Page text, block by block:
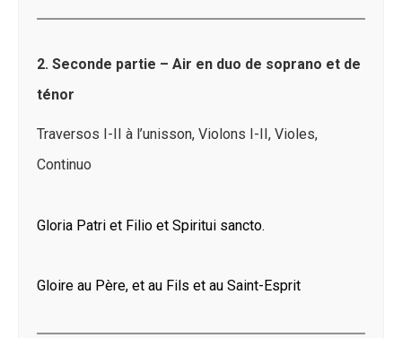
2. Seconde partie – Air en duo de soprano et de
ténor
Traversos I-II à l’unisson, Violons I-II, Violes,
Continuo
Gloria Patri et Filio et Spiritui sancto.
Gloire au Père, et au Fils et au Saint-Esprit